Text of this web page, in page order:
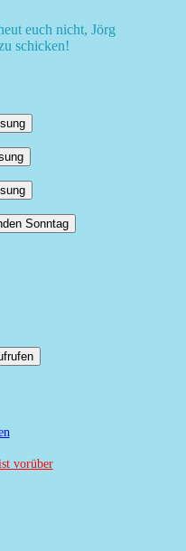
euch nicht, Jörg
schicken!
Sonntag
vorüber